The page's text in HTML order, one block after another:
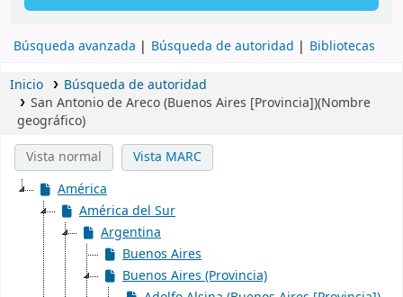
Búsqueda avanzada Búsqueda de autoridad Bibliotecas
Inicio
Búsqueda de autoridad
San Antonio de Areco (Buenos Aires [Provincia])(Nombre
geográfico)
Vista normal
Vista MARC
América
América del Sur
Argentina
Buenos Aires
Buenos Aires (Provincia)